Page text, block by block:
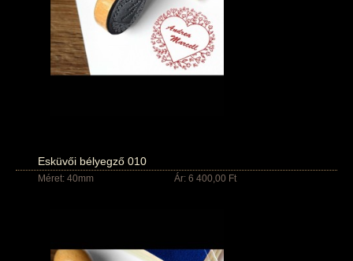
Esküvői bélyegző 010
Méret: 40mm Ár: 6 400,00 Ft